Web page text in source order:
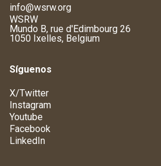
info@wsrw.org
WSRW
Mundo B, rue d'Edimbourg 26
1050 Ixelles, Belgium
Síguenos
X/Twitter
Instagram
Youtube
Facebook
LinkedIn